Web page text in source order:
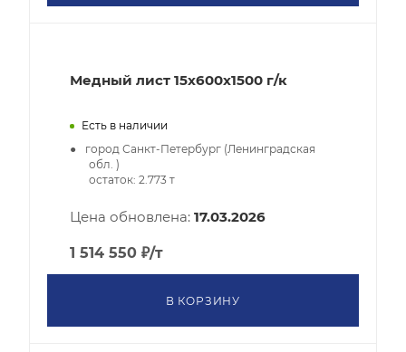
Медный лист 15x600x1500 г/к
Есть в наличии
город Санкт-Петербург (Ленинградская
обл. )
остаток: 2.773 т
Цена обновлена: 17.03.2026
1 514 550 ₽/т
В КОРЗИНУ